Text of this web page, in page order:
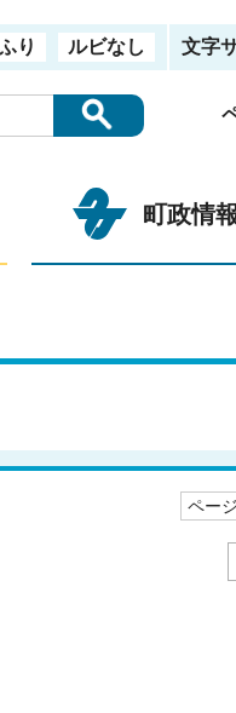
り ルビなし 文字
町政情
ペー